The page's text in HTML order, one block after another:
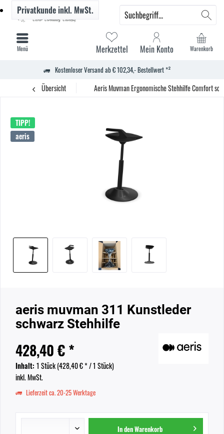
Kostenloser Versand ab € 102,34,- Bestellwert *²
Warenkorb
Merkzettel Mein Konto
Privatkundeinkl. MwSt.
Menü
Übersicht Aeris Muvman Ergonomische Stehhilfe Comfort
TIPP!
aeris
aeris muvman 311 Kunstleder
schwarz Stehhilfe
428,40 € *
Inhalt: 1 Stück (428,40 €* / 1 Stück)
inkl. MwSt.
Lieferzeit ca. 20-25 Werktage
In denWarenkorb